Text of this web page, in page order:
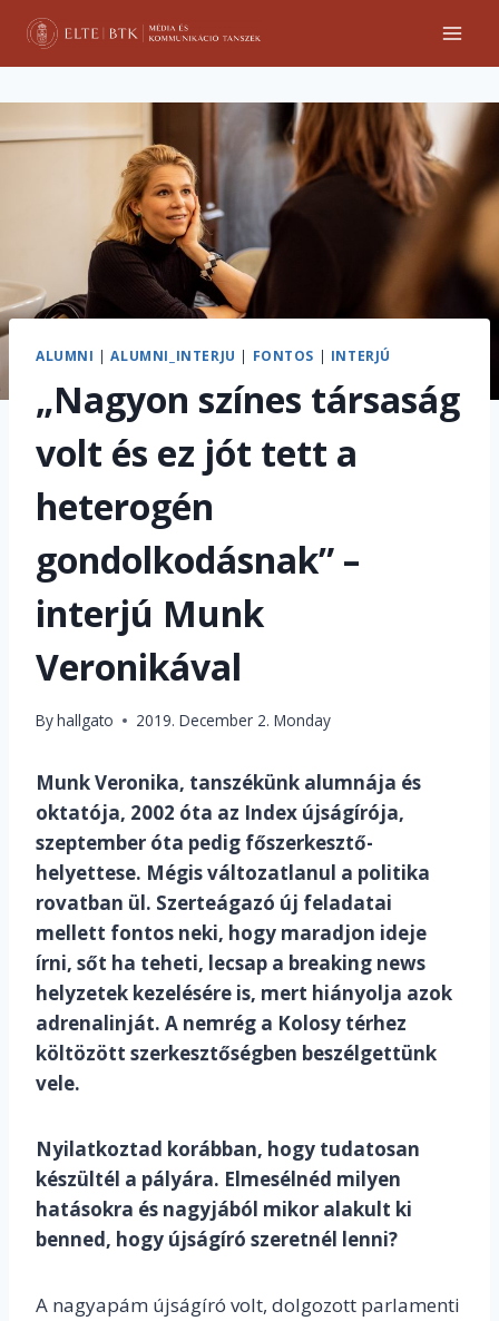
Skip
content
ALUMNI |ALUMNI_INTERJU | FONTOS | INTERJÚ
„Nagyon színes társaság
volt és ez jót tett a
heterogén
gondolkodásnak” –
interjú Munk
Veronikával
Byhallgato 2019. December 2. Monday
Munk Veronika, tanszékünk alumnája és
oktatója, 2002 óta az Index újságírója,
szeptember óta pedig főszerkesztő-
helyettese. Mégis változatlanul a politika
rovatban ül. Szerteágazó új feladatai
mellett fontos neki, hogy maradjon ideje
írni, sőt ha teheti, lecsap a breaking news
helyzetek kezelésére is, mert hiányolja azok
adrenalinját. A nemrég a Kolosy térhez
költözött szerkesztőségben beszélgettünk
vele.
Nyilatkoztad korábban, hogy tudatosan
készültél a pályára. Elmesélnéd milyen
hatásokra és nagyjából mikor alakult ki
benned, hogy újságíró szeretnél lenni?
A nagyapám újságíró volt, dolgozott parlamenti